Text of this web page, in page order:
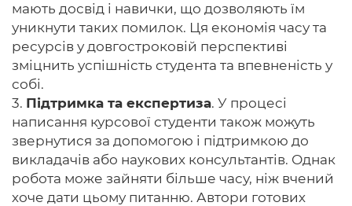
мають досвід і навички, що дозволяють їм
уникнути таких помилок. Ця економія часу та
ресурсів у довгостроковій перспективі
зміцнить успішність студента та впевненість у
собі.
3. Підтримка та експертиза. У процесі
написання курсової студенти також можуть
звернутися за допомогою і підтримкою до
викладачів або наукових консультантів. Однак
робота може зайняти більше часу, ніж вчений
хоче дати цьому питанню. Автори готових